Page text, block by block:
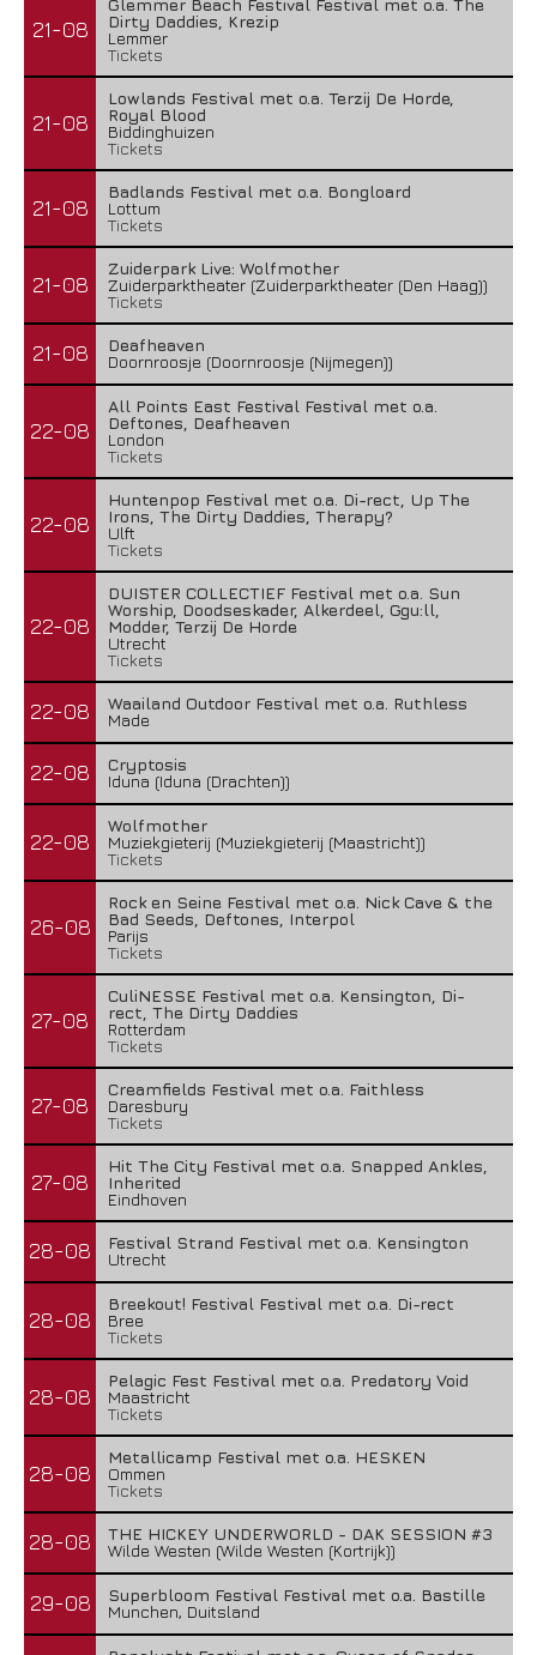
21-08
Glemmer Beach Festival Festival met o.a. The
Dirty Daddies, Krezip
Lemmer
Tickets
21-08
Lowlands Festival met o.a. Terzij De Horde,
Royal Blood
Biddinghuizen
Tickets
21-08
Badlands Festival met o.a. Bongloard
Lottum
Tickets
21-08
Zuiderpark Live: Wolfmother
Zuiderparktheater (Zuiderparktheater (Den Haag))
Tickets
21-08
Deafheaven
Doornroosje (Doornroosje (Nijmegen))
22-08
All Points East Festival Festival met o.a.
Deftones, Deafheaven
London
Tickets
22-08
Huntenpop Festival met o.a. Di-rect, Up The
Irons, The Dirty Daddies, Therapy?
Ulft
Tickets
22-08
DUISTER COLLECTIEF Festival met o.a. Sun
Worship, Doodseskader, Alkerdeel, Ggu:ll,
Modder, Terzij De Horde
Utrecht
Tickets
22-08
Waailand Outdoor Festival met o.a. Ruthless
Made
22-08
Cryptosis
Iduna (Iduna (Drachten))
22-08
Wolfmother
Muziekgieterij (Muziekgieterij (Maastricht))
Tickets
26-08
Rock en Seine Festival met o.a. Nick Cave & the
Bad Seeds, Deftones, Interpol
Parijs
Tickets
27-08
CuliNESSE Festival met o.a. Kensington, Di-
rect, The Dirty Daddies
Rotterdam
Tickets
27-08
Creamfields Festival met o.a. Faithless
Daresbury
Tickets
27-08
Hit The City Festival met o.a. Snapped Ankles,
Inherited
Eindhoven
28-08
Festival Strand Festival met o.a. Kensington
Utrecht
28-08
Breekout! Festival Festival met o.a. Di-rect
Bree
Tickets
28-08
Pelagic Fest Festival met o.a. Predatory Void
Maastricht
Tickets
28-08
Metallicamp Festival met o.a. HESKEN
Ommen
Tickets
28-08
THE HICKEY UNDERWORLD - DAK SESSION #3
Wilde Westen (Wilde Westen (Kortrijk))
29-08
Superbloom Festival Festival met o.a. Bastille
Munchen, Duitsland